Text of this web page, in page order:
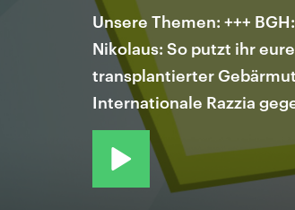
Unsere Themen: +++
Nikolaus: So putzt ihr
transplantierter
Internationale Razzia